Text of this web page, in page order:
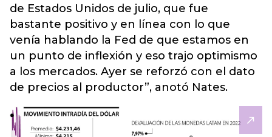
de Estados Unidos de julio, que fue
bastante positivo y en línea con lo que
venía hablando la Fed de que estamos en
un punto de inflexión y eso trajo optimismo
a los mercados. Ayer se reforzó con el dato
de precios al productor”, anotó Nates.